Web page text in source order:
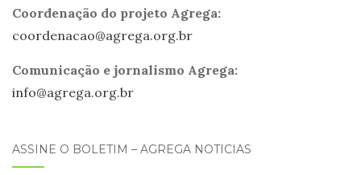
Coordenação do projeto Agrega:
coordenacao@agrega.org.br
Comunicação e jornalismo Agrega:
info@agrega.org.br
ASSINE O BOLETIM – AGREGA NOTÍCIAS